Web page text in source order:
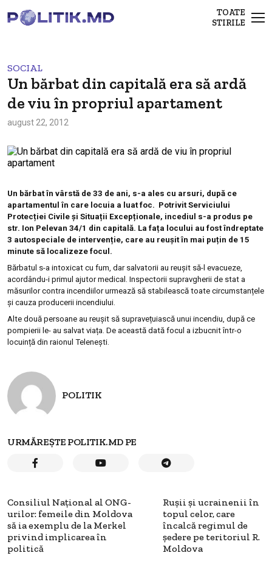
TOATE
STIRILE
SOCIAL
Un bărbat din capitală era să ardă
de viu în propriul apartament
august 22, 2012
Un bărbat în vârstă de 33 de ani, s-a ales cu arsuri, după ce
apartamentul în care locuia a luat foc. Potrivit Serviciului
Protecției Civile și Situații Excepționale, incediul s-a produs pe
str. Ion Pelevan 34/1 din capitală. La fața locului au fost îndreptate
3 autospeciale de intervenție, care au reușit în mai puțin de 15
minute să localizeze focul.
Bărbatul s-a intoxicat cu fum, dar salvatorii au reușit să-l evacueze,
acordându-i primul ajutor medical. Inspectorii supravgherii de stat a
măsurilor contra incendiilor urmează să stabilească toate circumstanțele
și cauza producerii incendiului.
Alte două persoane au reușit să supravețuiască unui incendiu, după ce
pompierii le- au salvat viața. De această dată focul a izbucnit într-o
locuință din raionul Telenești.
POLITIK
URMĂREȘTE POLITIK.MD PE
Consiliul Naţional al ONG-
urilor: femeile din Moldova
să ia exemplu de la Merkel
privind implicarea în
politică
Rușii și ucrainenii în
topul celor, care
încalcă regimul de
ședere pe teritoriul R.
Moldova